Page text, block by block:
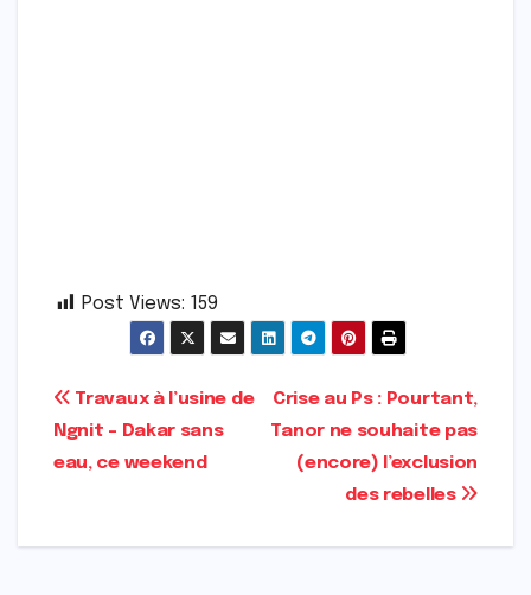
Post Views: 159
Navigation
de
Crise au Ps : Pourtant,
Tanor ne souhaite pas
(encore) l’exclusion
des rebelles
Travaux à l’usine de
Ngnit – Dakar sans
eau, ce weekend